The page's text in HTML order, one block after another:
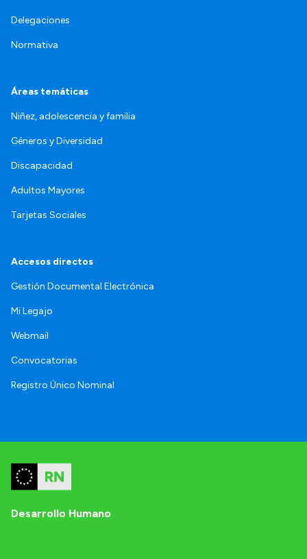
Delegaciones
Normativa
Áreas temáticas
Niñez, adolescencia y familia
Géneros y Diversidad
Discapacidad
Adultos Mayores
Tarjetas Sociales
Accesos directos
Gestión Documental Electrónica
Mi Legajo
Webmail
Convocatorias
Registro Único Nominal
Desarrollo Humano